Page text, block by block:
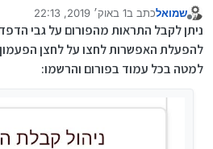
מנותק
שמואלכתב ב1 באוק׳ 2019, 22:13
נערך לאחרונה על ידי שמואל
ניתן לקבל התראות מהפורום על גבי
להפעלת האפשרות לחצו על לחצן
למטה בכל עמוד בפורום והרשמו: